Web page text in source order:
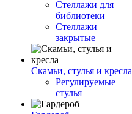
Стеллажи для
библиотеки
Стеллажи
закрытые
Скамьи, стулья и кресла
Регулируемые
стулья